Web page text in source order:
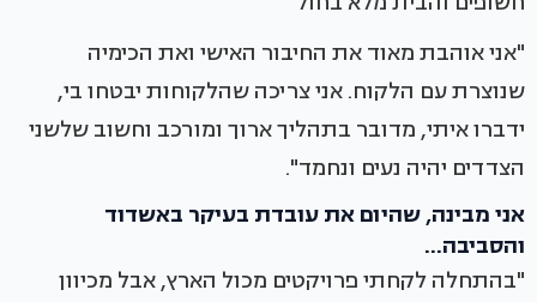
"אני אוהבת מאוד את החיבור האישי ואת הכימיה
שנוצרת עם הלקוח. אני צריכה שהלקוחות יבטחו בי,
ידברו איתי, מדובר בתהליך ארוך ומורכב וחשוב שלשני
הצדדים יהיה נעים ונחמד".
אני מבינה, שהיום את עובדת בעיקר באשדוד
והסביבה...
"בהתחלה לקחתי פרויקטים מכול הארץ, אבל מכיוון